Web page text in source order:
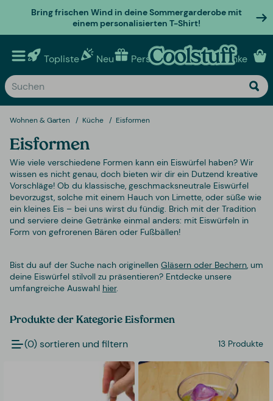
Bring frischen Wind in deine Sommergarderobe mit
einem personalisierten T-Shirt!
Topliste Neu Personalisierte geschenke
Wohnen & Garten Küche Eisformen
Eisformen
Wie viele verschiedene Formen kann ein Eiswürfel haben? Wir
wissen es nicht genau, doch bieten wir dir ein Dutzend kreative
Vorschläge! Ob du klassische, geschmacksneutrale Eiswürfel
bevorzugst, solche mit einem Hauch von Limette, oder süße wie
ein kleines Eis – bei uns wirst du fündig. Brich mit der Tradition
und serviere deine Getränke einmal anders: mit Eiswürfeln in
Form von gefrorenen Bären oder Fußbällen!
Bist du auf der Suche nach originellen Gläsern oder Bechern , um
deine Eiswürfel stilvoll zu präsentieren? Entdecke unsere
umfangreiche Auswahl hier.
Produkte der Kategorie Eisformen
(0) sortieren und filtern 13 Produkte